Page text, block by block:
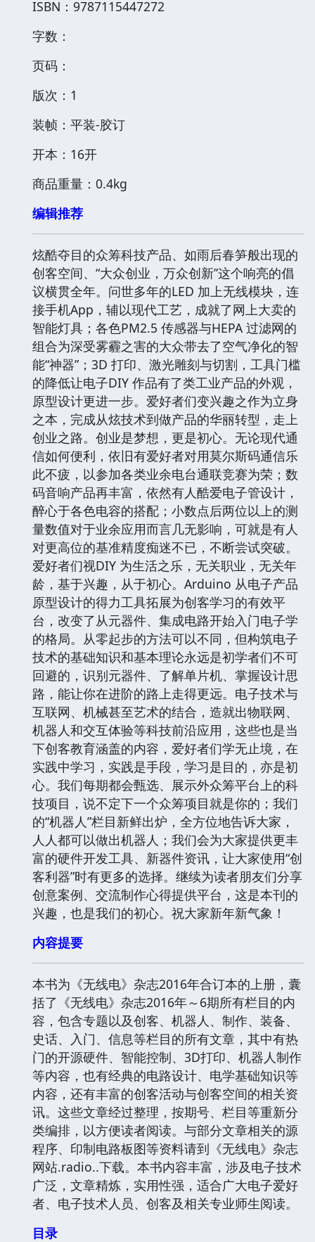
ISBN：9787115447272
字数：
页码：
版次：1
装帧：平装-胶订
开本：16开
商品重量：0.4kg
编辑推荐
炫酷夺目的众筹科技产品、如雨后春笋般出现的
创客空间、“大众创业，万众创新”这个响亮的倡
议横贯全年。问世多年的LED 加上无线模块，连
接手机App，辅以现代工艺，成就了网上大卖的
智能灯具；各色PM2.5 传感器与HEPA 过滤网的
组合为深受雾霾之害的大众带去了空气净化的智
能“神器”；3D 打印、激光雕刻与切割，工具门槛
的降低让电子DIY 作品有了类工业产品的外观，
原型设计更进一步。爱好者们变兴趣之作为立身
之本，完成从炫技术到做产品的华丽转型，走上
创业之路。创业是梦想，更是初心。无论现代通
信如何便利，依旧有爱好者对用莫尔斯码通信乐
此不疲，以参加各类业余电台通联竞赛为荣；数
码音响产品再丰富，依然有人酷爱电子管设计，
醉心于各色电容的搭配；小数点后两位以上的测
量数值对于业余应用而言几无影响，可就是有人
对更高位的基准精度痴迷不已，不断尝试突破。
爱好者们视DIY 为生活之乐，无关职业，无关年
龄，基于兴趣，从于初心。Arduino 从电子产品
原型设计的得力工具拓展为创客学习的有效平
台，改变了从元器件、集成电路开始入门电子学
的格局。从零起步的方法可以不同，但构筑电子
技术的基础知识和基本理论永远是初学者们不可
回避的，识别元器件、了解单片机、掌握设计思
路，能让你在进阶的路上走得更远。电子技术与
互联网、机械甚至艺术的结合，造就出物联网、
机器人和交互体验等科技前沿应用，这些也是当
下创客教育涵盖的内容，爱好者们学无止境，在
实践中学习，实践是手段，学习是目的，亦是初
心。我们每期都会甄选、展示外众筹平台上的科
技项目，说不定下一个众筹项目就是你的；我们
的“机器人”栏目新鲜出炉，全方位地告诉大家，
人人都可以做出机器人；我们会为大家提供更丰
富的硬件开发工具、新器件资讯，让大家使用“创
客利器”时有更多的选择。继续为读者朋友们分享
创意案例、交流制作心得提供平台，这是本刊的
兴趣，也是我们的初心。祝大家新年新气象！
内容提要
本书为《无线电》杂志2016年合订本的上册，囊
括了《无线电》杂志2016年～6期所有栏目的内
容，包含专题以及创客、机器人、制作、装备、
史话、入门、信息等栏目的所有文章，其中有热
门的开源硬件、智能控制、3D打印、机器人制作
等内容，也有经典的电路设计、电学基础知识等
内容，还有丰富的创客活动与创客空间的相关资
讯。这些文章经过整理，按期号、栏目等重新分
类编排，以方便读者阅读。与部分文章相关的源
程序、印制电路板图等资料请到《无线电》杂志
网站.radio..下载。本书内容丰富，涉及电子技术
广泛，文章精炼，实用性强，适合广大电子爱好
者、电子技术人员、创客及相关专业师生阅读。
目录